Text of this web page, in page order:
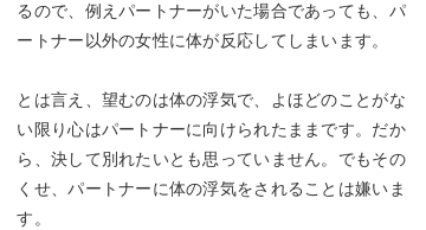
るので、例えパートナーがいた場合であっても、パ
ートナー以外の女性に体が反応してしまいます。
とは言え、望むのは体の浮気で、よほどのことがな
い限り心はパートナーに向けられたままです。だか
ら、決して別れたいとも思っていません。でもその
くせ、パートナーに体の浮気をされることは嫌いま
す。